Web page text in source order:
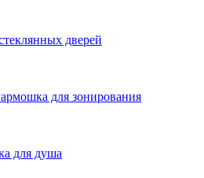
дверей
для зонирования
для душа